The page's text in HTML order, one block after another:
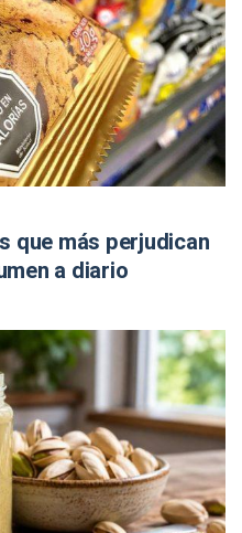
que más perjudican
a diario